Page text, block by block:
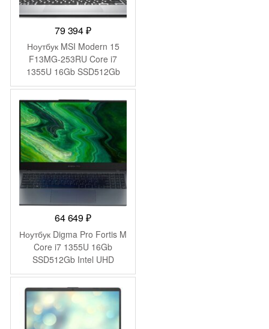
79 394₽
Ноутбук MSI Modern 15
F13MG-253RU Core i7
1355U 16Gb SSD512Gb
Intel Iris Xe graphics 15.6″
IPS FHD (1920×1080)
Windows 11 Pro silver WiFi
BT Cam (9S7-15S122-253)
64 649₽
Ноутбук Digma Pro Fortis M
Core i7 1355U 16Gb
SSD512Gb Intel UHD
Graphics 15.6″ IPS FHD
(1920×1080) Windows 11
Pro grey WiFi BT Cam
4250mAh (DN15P7-
ADXW05)